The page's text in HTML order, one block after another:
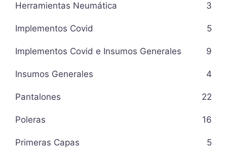
Herramientas Neumática 3
Implementos Covid 5
Implementos Covid e Insumos Generales 9
Insumos Generales 4
Pantalones 22
Poleras 16
Primeras Capas 5